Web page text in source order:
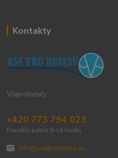
Kontakty
Všeprohotely
+420 773 794 023
Pondělí-pátek 9-16 hodin
info@vseprohotely.eu